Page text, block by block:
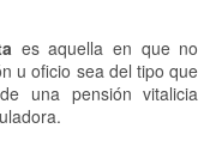
es aquella en que no
u oficio sea del tipo que
una pensión vitalicia